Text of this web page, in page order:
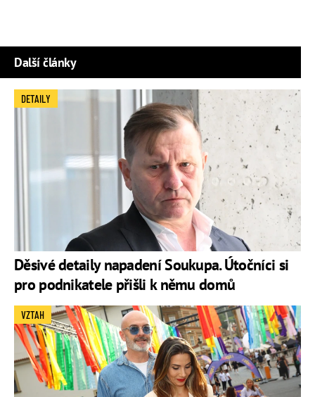
Další články
Děsivé detaily napadení Soukupa. Útočníci si
pro podnikatele přišli k němu domů
DETAILY
VZTAH